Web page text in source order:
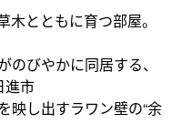
とともに育つ部屋。
びやかに同居する、
進市
映し出すラワン壁の“余